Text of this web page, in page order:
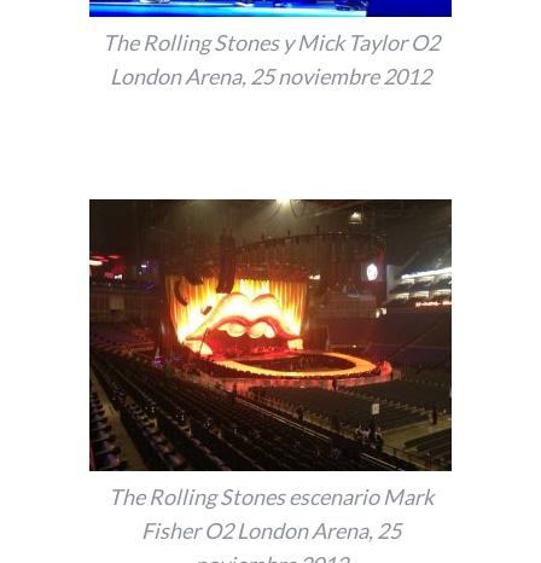
The Rolling Stones y Mick Taylor O2
London Arena, 25 noviembre 2012
The Rolling Stones escenario Mark
Fisher O2 London Arena, 25